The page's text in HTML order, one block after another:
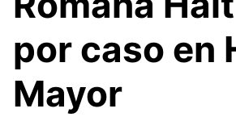
por caso en
Mayor